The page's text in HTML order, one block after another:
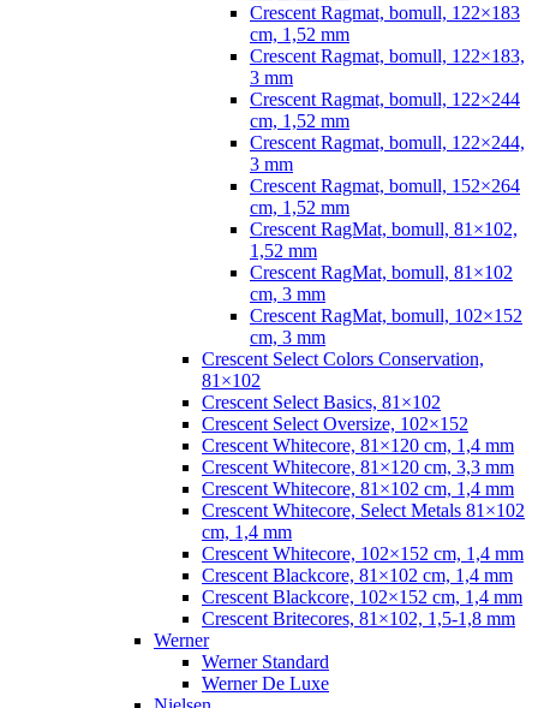
Crescent Ragmat, bomull, 122×183
cm, 1,52 mm
Crescent Ragmat, bomull, 122×183,
3 mm
Crescent Ragmat, bomull, 122×244
cm, 1,52 mm
Crescent Ragmat, bomull, 122×244,
3 mm
Crescent Ragmat, bomull, 152×264
cm, 1,52 mm
Crescent RagMat, bomull, 81×102,
1,52 mm
Crescent RagMat, bomull, 81×102
cm, 3 mm
Crescent RagMat, bomull, 102×152
cm, 3 mm
Crescent Select Colors Conservation,
81×102
Crescent Select Basics, 81×102
Crescent Select Oversize, 102×152
Crescent Whitecore, 81×120 cm, 1,4 mm
Crescent Whitecore, 81×120 cm, 3,3 mm
Crescent Whitecore, 81×102 cm, 1,4 mm
Crescent Whitecore, Select Metals 81×102
cm, 1,4 mm
Crescent Whitecore, 102×152 cm, 1,4 mm
Crescent Blackcore, 81×102 cm, 1,4 mm
Crescent Blackcore, 102×152 cm, 1,4 mm
Crescent Britecores, 81×102, 1,5-1,8 mm
Werner
Werner Standard
Werner De Luxe